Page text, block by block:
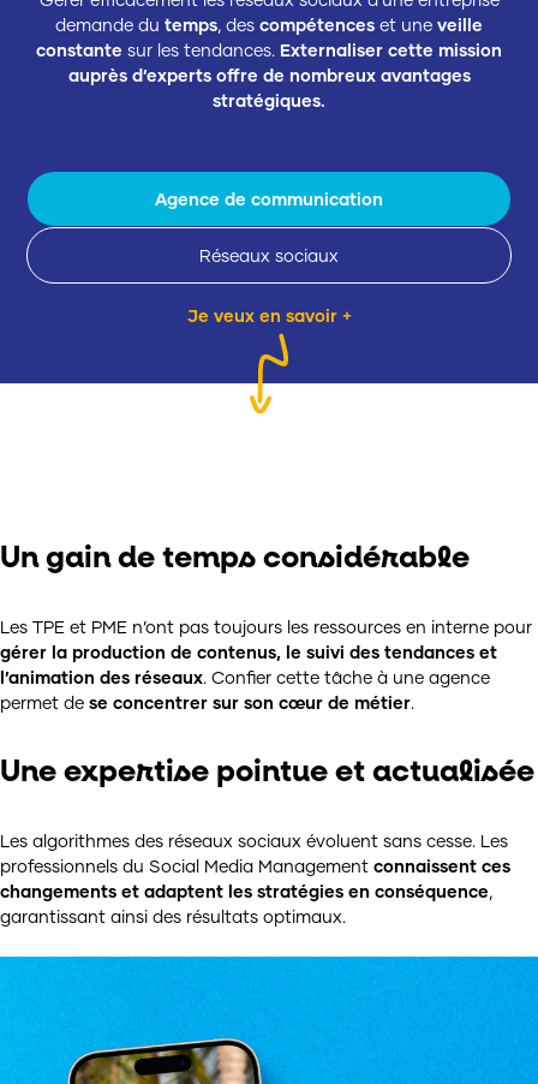
demande du temps, des compétences et une veille
constante sur les tendances. Externaliser cette mission
auprès d’experts offre de nombreux avantages
stratégiques.
Agence de communication
Réseaux sociaux
Je veux en savoir +
Un gain de temps considérable
Les TPE et PME n’ont pas toujours les ressources en interne pour
gérer la production de contenus, le suivi des tendances et
l’animation des réseaux. Confier cette tâche à une agence
permet de se concentrer sur son cœur de métier.
Une expertise pointue et actualisée
Les algorithmes des réseaux sociaux évoluent sans cesse. Les
professionnels du Social Media Management connaissent ces
changements et adaptent les stratégies en conséquence,
garantissant ainsi des résultats optimaux.